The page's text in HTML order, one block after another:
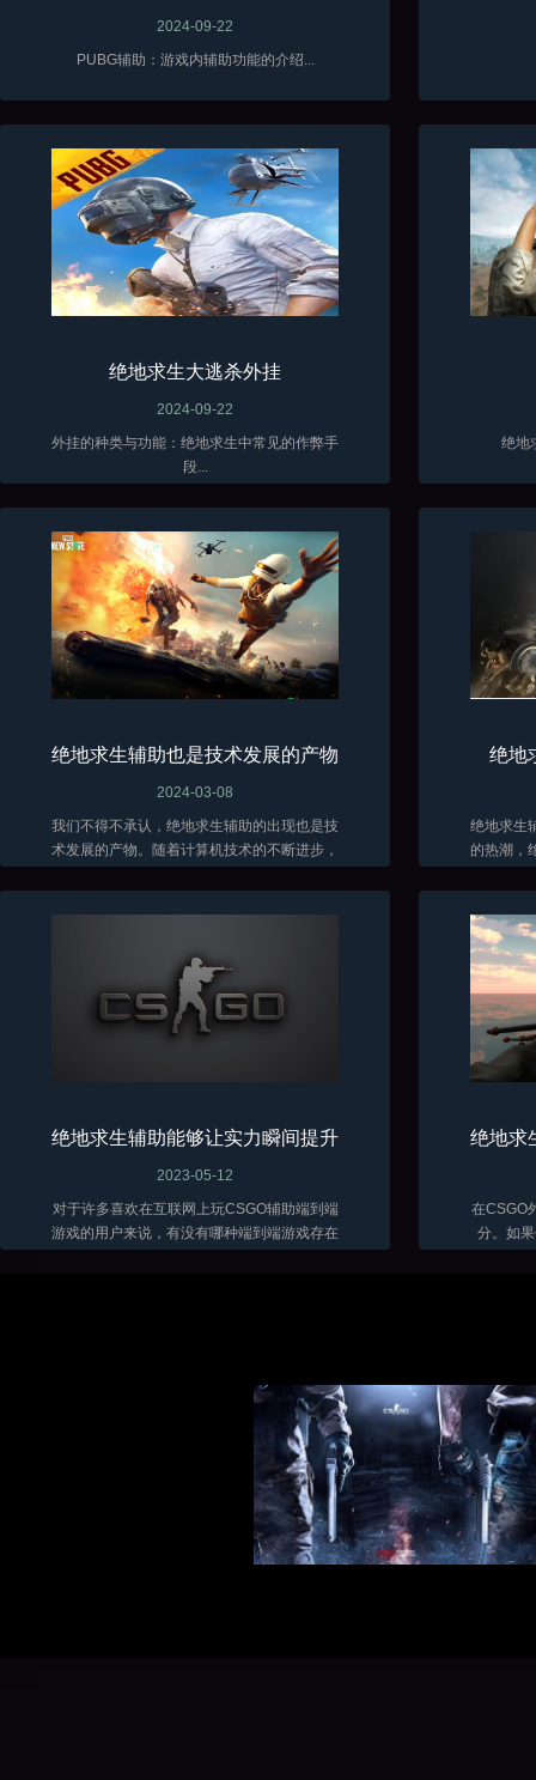
2024-09-22
PUBG辅助：游戏内辅助功能的介绍...
绝地求生大逃杀外挂
2024-09-22
外挂的种类与功能：绝地求生中常见的作弊手
段...
绝地
绝地求生辅助也是技术发展的产物
2024-03-08
我们不得不承认，绝地求生辅助的出现也是技
术发展的产物。随着计算机技术的不断进步，
绝地
绝地求生
的热潮，
绝地求生辅助能够让实力瞬间提升
2023-05-12
对于许多喜欢在互联网上玩CSGO辅助端到端
游戏的用户来说，有没有哪种端到端游戏存在
绝地求
在CSGO
分。如